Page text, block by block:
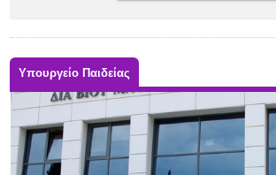
Υπουργείο Παιδείας